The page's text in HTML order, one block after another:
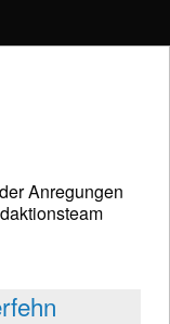
Anregungen